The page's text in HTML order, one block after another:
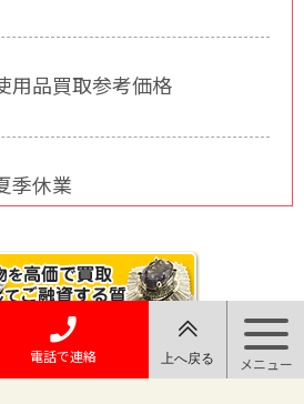
用品買取参考価格
季休業
電話で連絡